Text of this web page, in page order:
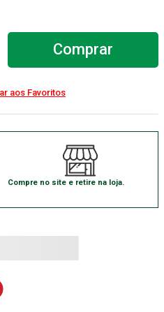
Comprar
Compre no site e retire na loja.